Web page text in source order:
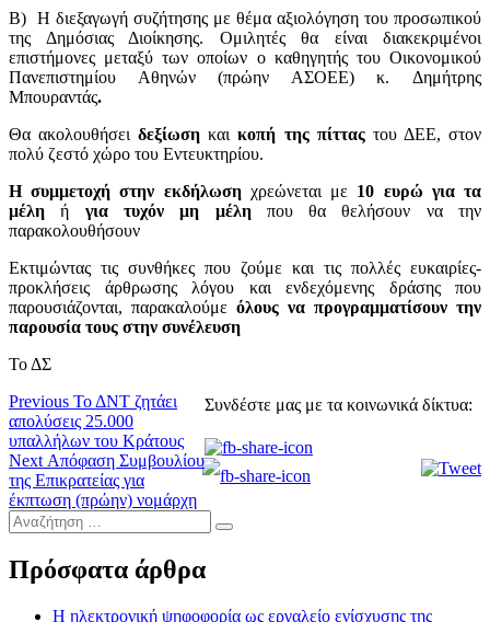
Β) Η διεξαγωγή συζήτησης με θέμα αξιολόγηση του προσωπικού
της Δημόσιας Διοίκησης. Ομιλητές θα είναι διακεκριμένοι
επιστήμονες μεταξύ των οποίων ο καθηγητής του Οικονομικού
Πανεπιστημίου Αθηνών (πρώην ΑΣΟΕΕ) κ. Δημήτρης
Μπουραντάς.
Θα ακολουθήσειδεξίωση καικοπή της πίτταςτου ΔΕΕ, στον
πολύ ζεστό χώρο του Εντευκτηρίου.
Η συμμετοχή στην εκδήλωσηχρεώνεται με 10 ευρώ για τα
μέλη ή για τυχόν μη μέληπου θα θελήσουν να την
παρακολουθήσουν
Εκτιμώντας τις συνθήκες που ζούμε και τις πολλές ευκαιρίες-
προκλήσεις άρθρωσης λόγου και ενδεχόμενης δράσης που
παρουσιάζονται, παρακαλούμε όλους να προγραμματίσουν την
παρουσία τους στην συνέλευση
Το ΔΣ
Συνδέστε μας με τα κοινωνικά δίκτυα:
Πλοήγηση
άρθρων
Previous Previous
post:
Το ΔΝΤ ζητάει
απολύσεις 25.000
υπαλλήλων του Κράτους
Next Next
post:
Απόφαση Συμβουλίου
της Επικρατείας για
έκπτωση (πρώην) νομάρχη
Αναζήτηση
…
Πρόσφατα άρθρα
Η ηλεκτρονική ψηφοφορία ως εργαλείο ενίσχυσης της